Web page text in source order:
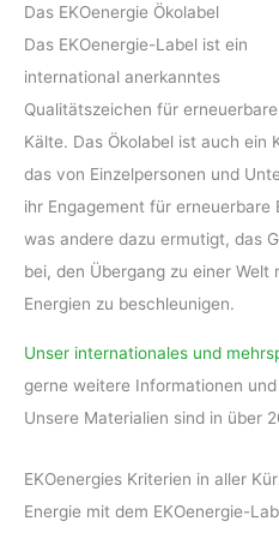
e
d
i
n
a
g
r
a
m
Das EKOenergie Ökolabel
Das EKOenergie-Label ist ein
international anerkanntes
Qualitätszeichen für
Kälte. Das Ökolabel ist auch ein
das von Einzelpersonen und
ihr Engagement für erneuerbare
was andere dazu ermutigt, das
bei, den Übergang zu einer Welt
Energien zu beschleunigen.
Unser internationales und
gerne weitere Informationen
Unsere Materialien sind in über
EKOenergies Kriterien in aller
Energie mit dem EKOenergie-